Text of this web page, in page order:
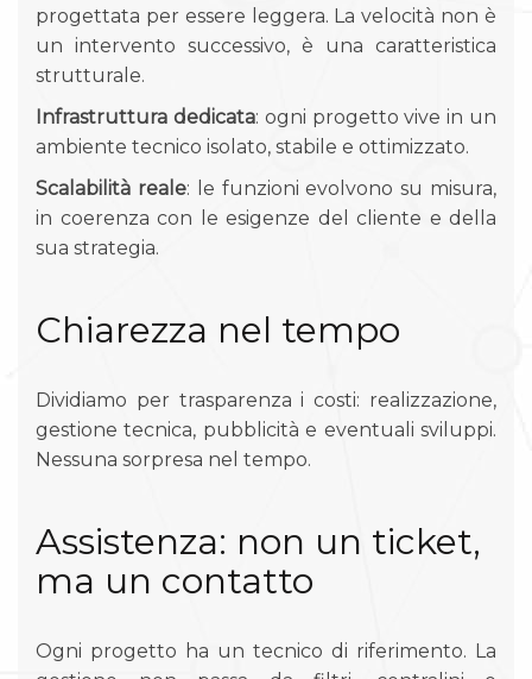
progettata per essere leggera. La velocità non è
un intervento successivo, è una caratteristica
strutturale.
Infrastruttura dedicata: ogni progetto vive in un
ambiente tecnico isolato, stabile e ottimizzato.
Scalabilità reale: le funzioni evolvono su misura,
in coerenza con le esigenze del cliente e della
sua strategia.
Chiarezza nel tempo
Dividiamo per trasparenza i costi: realizzazione,
gestione tecnica, pubblicità e eventuali sviluppi.
Nessuna sorpresa nel tempo.
Assistenza: non un ticket,
ma un contatto
Ogni progetto ha un tecnico di riferimento. La